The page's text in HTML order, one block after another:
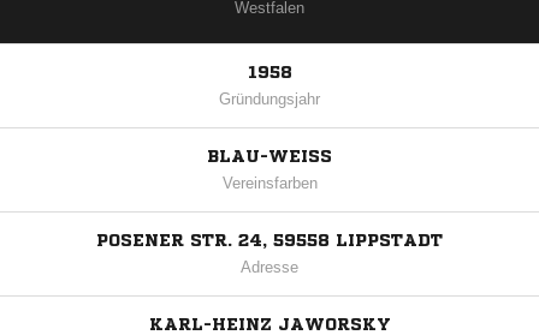
Westfalen
1958
Gründungsjahr
BLAU-WEISS
Vereinsfarben
POSENER STR. 24, 59558 LIPPSTADT
Adresse
KARL-HEINZ JAWORSKY